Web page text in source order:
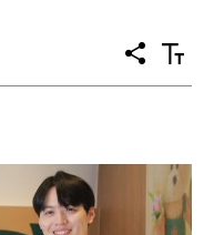
공
유
텍
스